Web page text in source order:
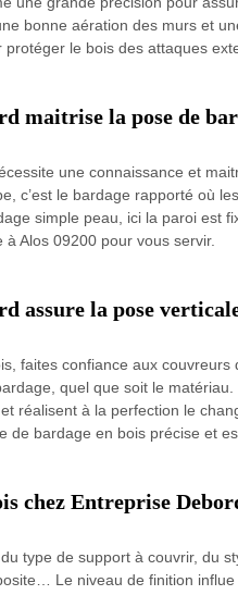
bonne aération des murs et
le bois des attaques
maitrise la pose de
une connaissance et
c’est le bardage rapporté où
simple peau, ici la paroi est
Alos 09200 pour vous servir.
assure la pose
faites confiance aux
quel que soit le
réalisent à la perfection le
de bardage en bois précise et
chez Entreprise
type de support à couvrir, du
Le niveau de finition